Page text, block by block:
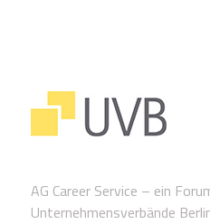
AG Career Service – ein
Unternehmensverbände